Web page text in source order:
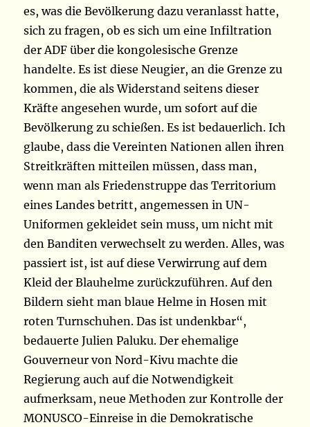
es, was die Bevölkerung dazu veranlasst hatte,
sich zu fragen, ob es sich um eine Infiltration
der ADF über die kongolesische Grenze
handelte. Es ist diese Neugier, an die Grenze zu
kommen, die als Widerstand seitens dieser
Kräfte angesehen wurde, um sofort auf die
Bevölkerung zu schießen. Es ist bedauerlich. Ich
glaube, dass die Vereinten Nationen allen ihren
Streitkräften mitteilen müssen, dass man,
wenn man als Friedenstruppe das Territorium
eines Landes betritt, angemessen in UN-
Uniformen gekleidet sein muss, um nicht mit
den Banditen verwechselt zu werden. Alles, was
passiert ist, ist auf diese Verwirrung auf dem
Kleid der Blauhelme zurückzuführen. Auf den
Bildern sieht man blaue Helme in Hosen mit
roten Turnschuhen. Das ist undenkbar“,
bedauerte Julien Paluku. Der ehemalige
Gouverneur von Nord-Kivu machte die
Regierung auch auf die Notwendigkeit
aufmerksam, neue Methoden zur Kontrolle der
MONUSCO-Einreise in die Demokratische